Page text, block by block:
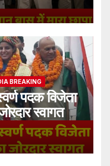
BREAKING
पदक विजेता
स्वागत